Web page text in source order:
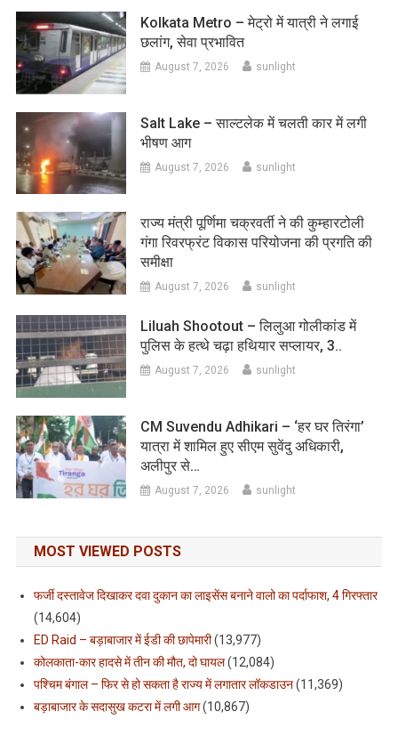
Kolkata Metro – मेट्रो में यात्री ने लगाई
छलांग, सेवा प्रभावित
August 7, 2026 sunlight
Salt Lake – साल्टलेक में चलती कार में लगी
भीषण आग
August 7, 2026 sunlight
राज्य मंत्री पूर्णिमा चक्रवर्ती ने की कुम्हारटोली
गंगा रिवरफ्रंट विकास परियोजना की प्रगति की
समीक्षा
August 7, 2026 sunlight
Liluah Shootout – लिलुआ गोलीकांड में
पुलिस के हत्थे चढ़ा हथियार सप्लायर, 3..
August 7, 2026 sunlight
CM Suvendu Adhikari – ‘हर घर तिरंगा’
यात्रा में शामिल हुए सीएम सुवेंदु अधिकारी,
अलीपुर से…
August 7, 2026 sunlight
MOST VIEWED POSTS
फर्जी दस्तावेज दिखाकर दवा दुकान का लाइसेंस बनाने वालो का पर्दाफाश, 4 गिरफ्तार
(14,604)
ED Raid – बड़ाबाजार में ईडी की छापेमारी(13,977)
कोलकाता-कार हादसे में तीन की मौत, दो घायल(12,084)
पश्चिम बंगाल – फिर से हो सकता है राज्य में लगातार लॉकडाउन(11,369)
बड़ाबाजार के सदासुख कटरा में लगी आग(10,867)